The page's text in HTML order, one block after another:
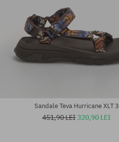
Sandale Teva Hurricane XLT 3
451,90 LEI320,90 LEI